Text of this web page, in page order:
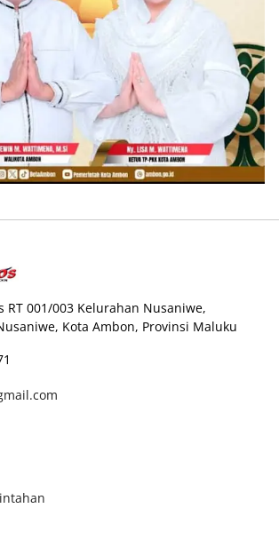
RT 001/003 Kelurahan Nusaniwe,
Kota Ambon, Provinsi Maluku